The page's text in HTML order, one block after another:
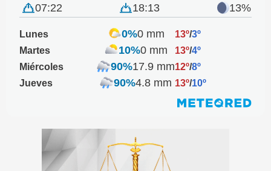
07:22 18:13 13%
Lunes 0%0 mm 13º/3º
Martes
10%0 mm 13º/4º
Miércoles
90%17.9 mm12º/8º
Jueves
90%4.8 mm 13º/10º